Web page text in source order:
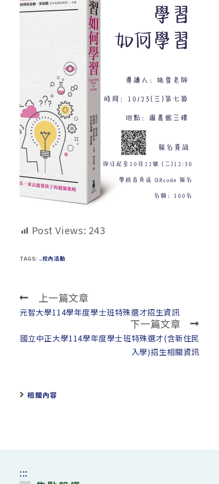
Post Views: 243
TAGS: ..校內活動
Read
more
上一篇文章
元智大學114學年度學士班特殊選才招生資訊
下一篇文章
國立中正大學114學年度學士班特殊選才(含新住民
入學)招生相關資訊
相關內容
:::